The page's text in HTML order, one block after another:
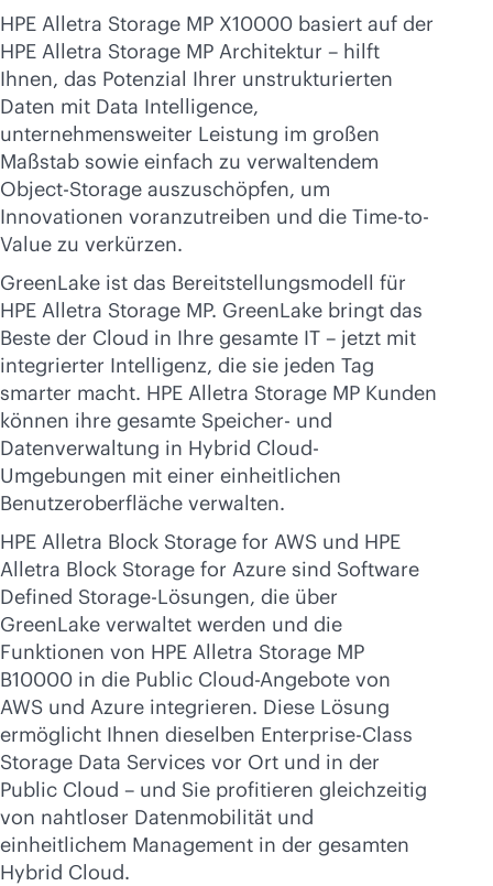
HPE Alletra Storage MP X10000 basiert auf der
HPE Alletra Storage MP Architektur – hilft
Ihnen, das Potenzial Ihrer unstrukturierten
Daten mit Data Intelligence,
unternehmensweiter Leistung im großen
Maßstab sowie einfach zu verwaltendem
Object-Storage auszuschöpfen, um
Innovationen voranzutreiben und die Time-to-
Value zu verkürzen.
GreenLake ist das Bereitstellungsmodell für
HPE Alletra Storage MP. GreenLake bringt das
Beste der Cloud in Ihre gesamte IT – jetzt mit
integrierter Intelligenz, die sie jeden Tag
smarter macht. HPE Alletra Storage MP Kunden
können ihre gesamte Speicher- und
Datenverwaltung in Hybrid Cloud-
Umgebungen mit einer einheitlichen
Benutzeroberfläche verwalten.
HPE Alletra Block Storage for AWS und HPE
Alletra Block Storage for Azure sind Software
Defined Storage-Lösungen, die über
GreenLake verwaltet werden und die
Funktionen von HPE Alletra Storage MP
B10000 in die Public Cloud-Angebote von
AWS und Azure integrieren. Diese Lösung
ermöglicht Ihnen dieselben Enterprise-Class
Storage Data Services vor Ort und in der
Public Cloud – und Sie profitieren gleichzeitig
von nahtloser Datenmobilität und
einheitlichem Management in der gesamten
Hybrid Cloud.